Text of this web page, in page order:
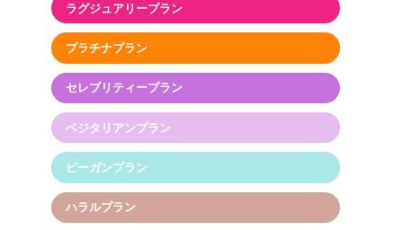
ラグジュアリープラン
プラチナプラン
セレブリティープラン
ベジタリアンプラン
ビーガンプラン
ハラルプラン